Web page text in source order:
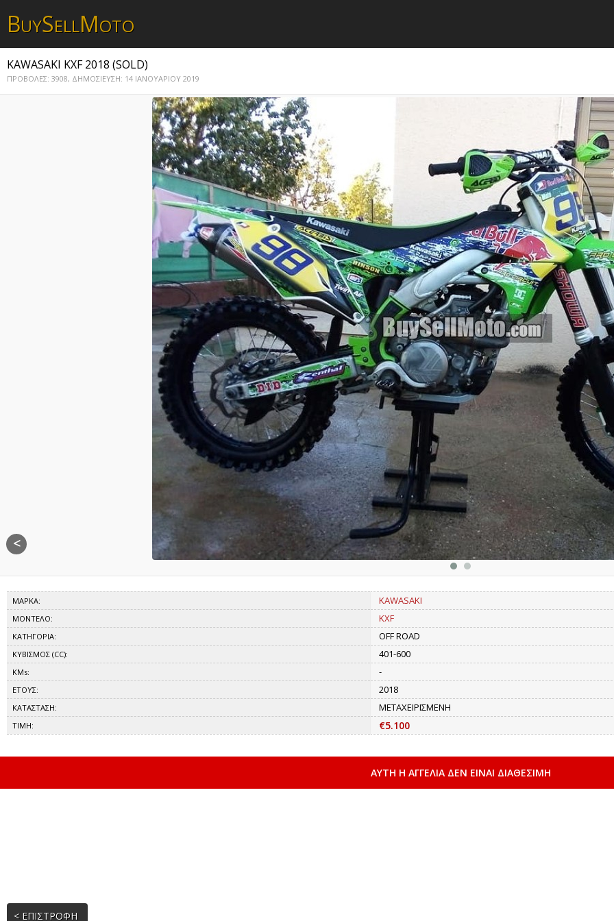
BUYSELLMOTO
KAWASAKI KXF 2018 (SOLD)
ΠΡΟΒΟΛΕΣ: 3908, ΔΗΜΟΣΙΕΥΣΗ: 14 ΙΑΝΟΥΑΡΙΟΥ 2019
<
ΜΑΡΚΑ: KAWASAKI
ΜΟΝΤΕΛΟ: KXF
ΚΑΤΗΓΟΡΙΑ: OFF ROAD
ΚΥΒΙΣΜΟΣ (CC): 401-600
KMs: -
ΕΤΟΥΣ: 2018
ΚΑΤΑΣΤΑΣΗ: ΜΕΤΑΧΕΙΡΙΣΜΕΝΗ
ΤΙΜΗ: €5.100
ΑΥΤΗ Η ΑΓΓΕΛΙΑ ΔΕΝ ΕΙΝΑΙ ΔΙΑΘΕΣΙΜΗ
< ΕΠΙΣΤΡΟΦΗ